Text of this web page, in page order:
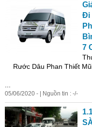
Đi
7
Rước Dâu Phan Thiết
05/06/2020 - | Nguồn tin : -/-